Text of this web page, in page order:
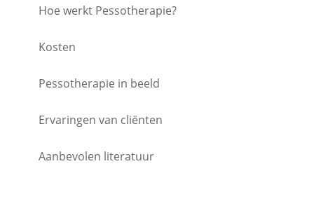
Hoe werkt Pessotherapie?
Kosten
Pessotherapie in beeld
Ervaringen van cliënten
Aanbevolen literatuur